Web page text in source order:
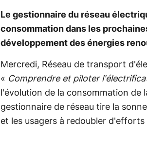
Le gestionnaire du réseau
consommation dans les
développement des énergies
Mercredi, Réseau de transport
« Comprendre et piloter
l'évolution de la consommation de
gestionnaire de réseau tire la
et les usagers à redoubler